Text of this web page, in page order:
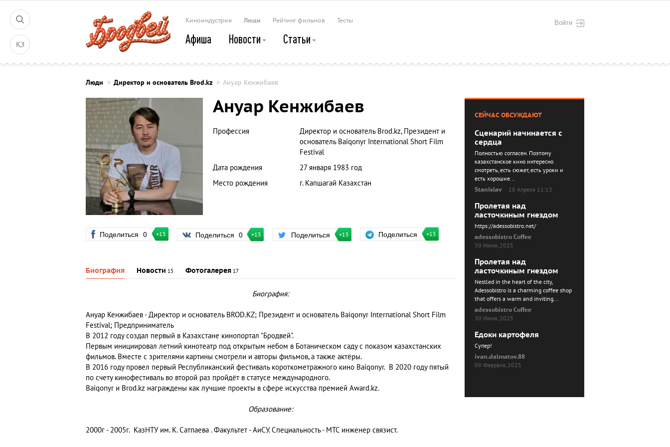
ҚЗ
Войти
Киноиндустрия Люди Рейтинг фильмов Тесты
Афиша Новости Статьи
Люди Директор и основатель Brod.kz Ануар Кенжибаев
Ануар Кенжибаев
Профессия
Директор и основатель Brod.kz, Президент и
основатель Baiqonyr International Short Film
Festival
Дата рождения
27 января 1983 год
Место рождения
г. Капшагай Казахстан
Поделиться 0 +15 Поделиться 0 +15 Поделиться +15 Поделиться +15
Биография Новости 15 Фотогалерея 17
Биография:
Ануар Кенжибаев - Директор и основатель BROD.KZ; Президент и основатель Baiqonyr International Short Film
Festival; Предприниматель
В 2012 году создал первый в Казахстане кинопортал "Бродвей".
Первым инициировал летний кинотеатр под открытым небом в Ботаническом саду с показом казахстанских
фильмов. Вместе с зрителями картины смотрели и авторы фильмов, а также актёры.
В 2016 году провел первый Республиканский фестиваль короткометражного кино Baiqonyr. В 2020 году пятый
по счету кинофестиваль во второй раз пройдёт в статусе международного.
Baiqonyr и Brod.kz награждены как лучшие проекты в сфере искусства премией Award.kz.
Образование:
2000г - 2005г. КазНТУ им. К. Сатпаева . Факультет - АиСУ. Специальность - МТС инженер связист.
СЕЙЧАС ОБСУЖДАЮТ
Сценарий начинается с
сердца
Полностью согласен. Поэтому
казахстанское кино интересно
смотреть, есть сюжет, есть уроки и
есть хорошие...
Stanislav
28 Апреля 11:13
Пролетая над
ласточкиным гнездом
https://adessobistro.net/
adessobistro Coffee
30 Июня, 2025
Пролетая над
ласточкиным гнездом
Nestled in the heart of the city,
Adessobistro is a charming coffee shop
that offers a warm and inviting...
adessobistro Coffee
30 Июня, 2025
Едоки картофеля
Cупер!
ivan.dalmatov.88
09 Февраля, 2025